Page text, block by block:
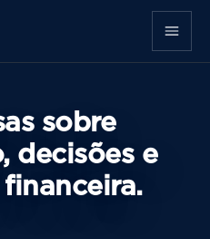
sobre
decisões e
financeira.